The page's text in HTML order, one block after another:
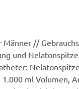
//
und
ml Volumen,